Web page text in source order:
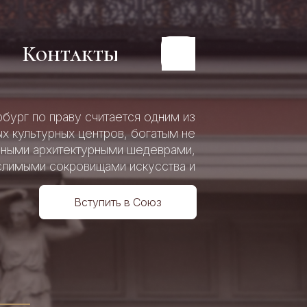
по праву считается одним из
культурных центров, богатым не
архитектурными шедеврами,
сокровищами искусства и
истории.
Контакты
Контакты
Вступить в Союз